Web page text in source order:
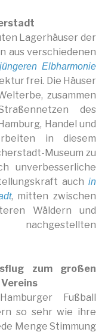
Lagerhäuser der
aus verschiedenen
Elbharmonie
frei. Die Häuser
zusammen
des
Handel und
in diesem
Museum zu
unverbesserliche
auch in
, mitten zwischen
Wäldern und
nachgestellten
zum großen
Fußball
so sehr wie ihre
Menge Stimmung